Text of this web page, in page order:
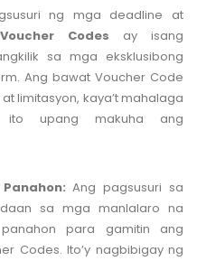
ng mga deadline at
Codes ay isang
sa mga eksklusibong
Ang bawat Voucher Code
limitasyon, kaya’t mahalaga
upang makuha ang
Ang pagsusuri sa
sa mga manlalaro na
para gamitin ang
Codes. Ito’y nagbibigay ng